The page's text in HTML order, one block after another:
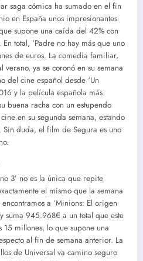
saga cómica ha sumado en el fin
en España unos impresionantes
supone una caída del 42% con
total, ‘Padre no hay más que uno
de euros. La comedia familiar,
ya se coronó en su semana
del cine español desde ‘Un
y la película española más
buena racha con un estupendo
en su segunda semana, estando
Sin duda, el film de Segura es uno
3’ no es la única que repite
el mismo que la semana
a ‘Minions: El origen
suma 945.968€ a un total que este
millones, lo que supone una
al fin de semana anterior. La
de Universal va camino seguro